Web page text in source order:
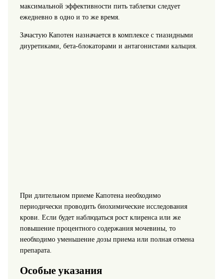
максимальной эффективности пить таблетки следует
ежедневно в одно и то же время.
Зачастую Капотен назначается в комплексе с тиазидными
диуретиками, бета-блокаторами и антагонистами кальция.
При длительном приеме Капотена необходимо
периодически проводить биохимические исследования
крови. Если будет наблюдаться рост клиренса или же
повышение процентного содержания мочевины, то
необходимо уменьшение дозы приема или полная отмена
препарата.
Особые указания